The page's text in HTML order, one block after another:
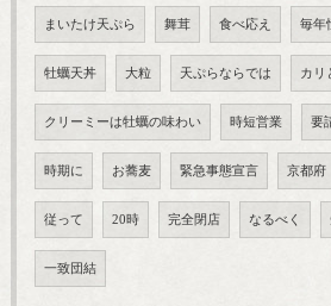
まいたけ天ぷら 舞茸 食べ応え 毎年
牡蠣天丼 大粒 天ぷらならでは カリ
クリーミーは牡蠣の味わい 時短営業 要
時期に お蕎麦 緊急事態宣言 京都府
従って 20時 完全閉店 なるべく
一致団結